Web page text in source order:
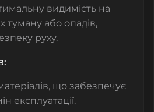
видимість на
туману або опадів,
руху.
що забезпечує
експлуатації.